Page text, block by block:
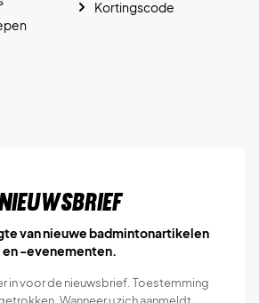
Kortingscode
van nieuwe badmintonartikelen
en -evenementen.
in voor de nieuwsbrief. Toestemming
Wanneer u zich aanmeldt,